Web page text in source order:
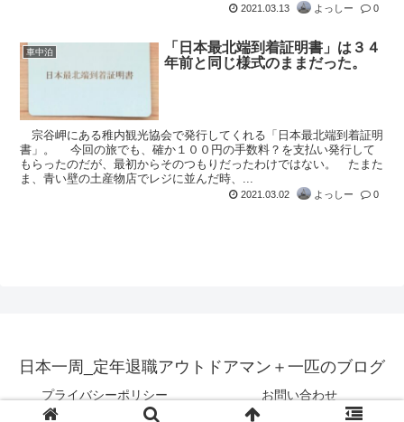
2021.03.13 よっしー 0
車中泊
「日本最北端到着証明書」は３４
年前と同じ様式のままだった。
宗谷岬にある稚内観光協会で発行してくれる「日本最北端到着証明
書」。 今回の旅でも、確か１００円の手数料？を支払い発行して
もらったのだが、最初からそのつもりだったわけではない。 たまた
ま、青い壁の土産物店でレジに並んだ時、...
2021.03.02 よっしー 0
日本一周_定年退職アウトドアマン＋一匹のブログ
プライバシーポリシー お問い合わせ